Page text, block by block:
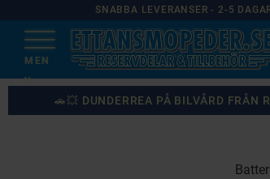
SNABBA LEVERANSER - 2-5
🚗💥 DUNDERREA PÅ BILVÅRD FRÅN